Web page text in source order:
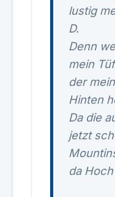
lustig
D.
Denn
mein
der
Hinten
Da die
jetzt
da